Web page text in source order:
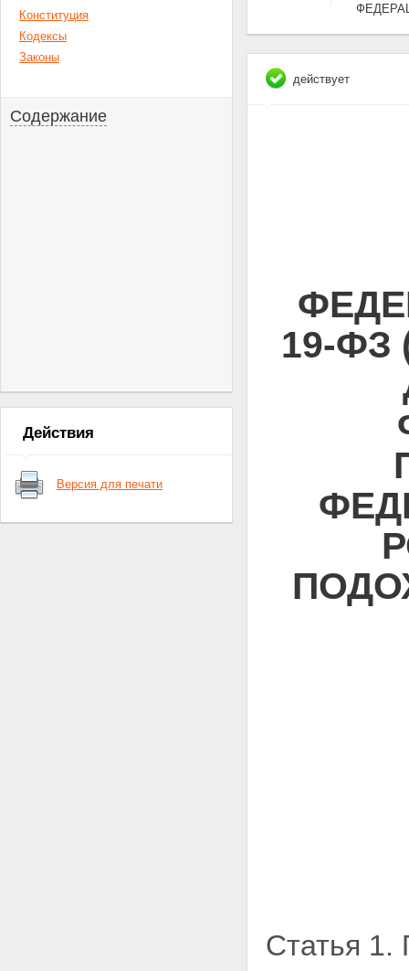
Конституция
Кодексы
Законы
Содержание
Действия
Версия для печати
действует
19-ФЗ
Статья 1.